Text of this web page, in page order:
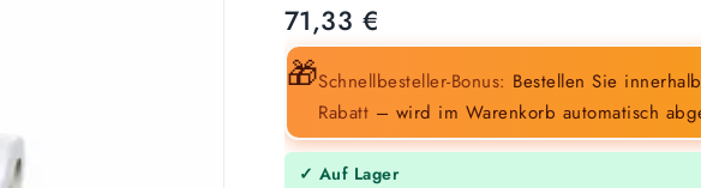
71,33 €
🎁Schnellbesteller-Bonus: Bestellen Sie
Rabatt – wird im Warenkorb automatisch
✓ Auf Lager